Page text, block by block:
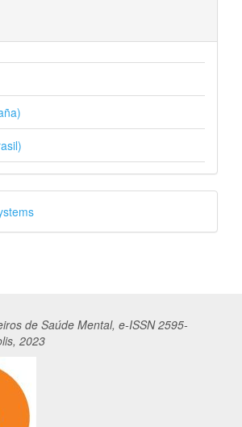
de Saúde Mental, e-ISSN 2595-
2023